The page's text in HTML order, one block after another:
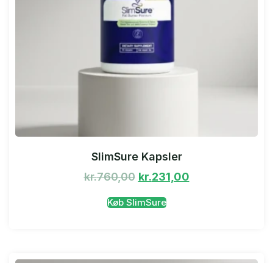
SlimSure Kapsler
kr.760,00 kr.231,00
Køb SlimSure